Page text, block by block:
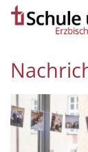
Zum Inhalt